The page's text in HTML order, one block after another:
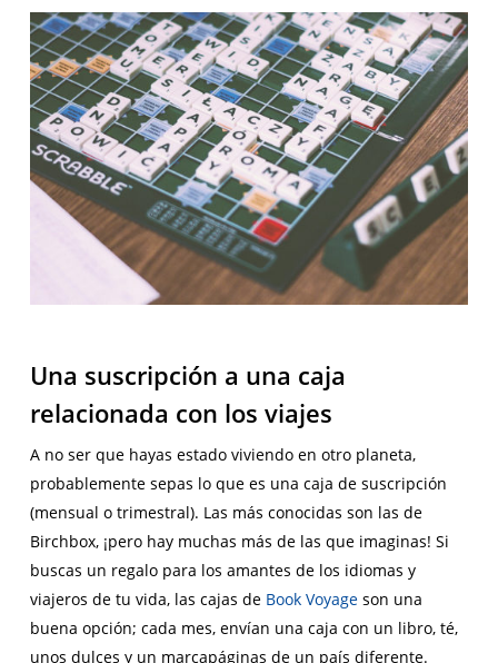
Una suscripción a una caja
relacionada con los viajes
A no ser que hayas estado viviendo en otro planeta,
probablemente sepas lo que es una caja de suscripción
(mensual o trimestral). Las más conocidas son las de
Birchbox, ¡pero hay muchas más de las que imaginas! Si
buscas un regalo para los amantes de los idiomas y
viajeros de tu vida, las cajas de Book Voyageson una
buena opción; cada mes, envían una caja con un libro, té,
unos dulces y un marcapáginas de un país diferente.